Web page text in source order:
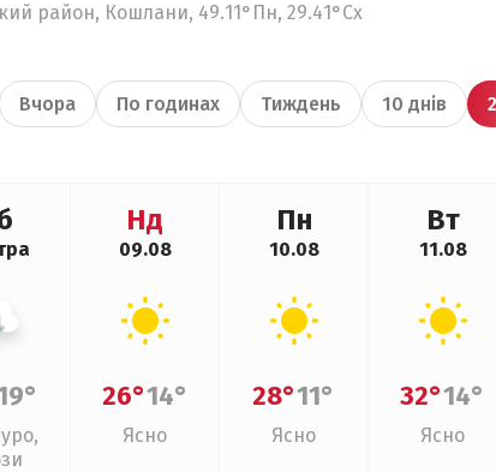
район, Кошлани, 49.11°Пн, 29.41°Сх
Вчора По годинах Тиждень 10 днів
Нд
09.08
26°14°
Ясно
Пн
10.08
28°11°
Ясно
Вт
11.08
32°14°
Ясно